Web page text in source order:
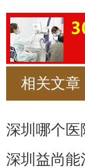
相关文章
深圳哪个医
深圳益尚能